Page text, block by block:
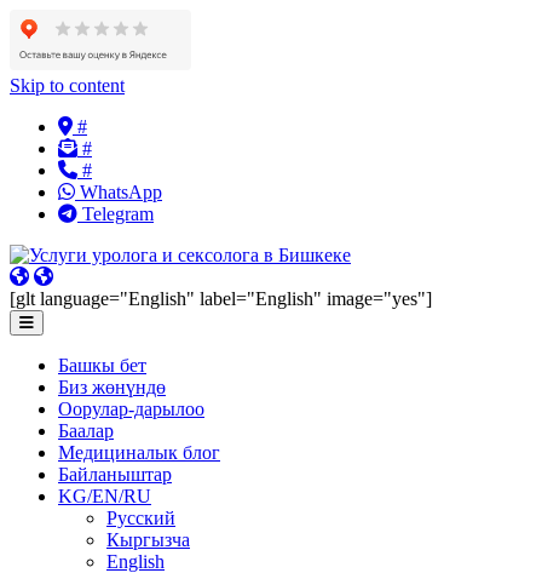
Skip to content
#
#
#
WhatsApp
Telegram
[glt language="English" label="English" image="yes"]
Башкы бет
Биз жөнүндө
Оорулар-дарылоо
Баалар
Медициналык блог
Байланыштар
KG/EN/RU
Русский
Кыргызча
English